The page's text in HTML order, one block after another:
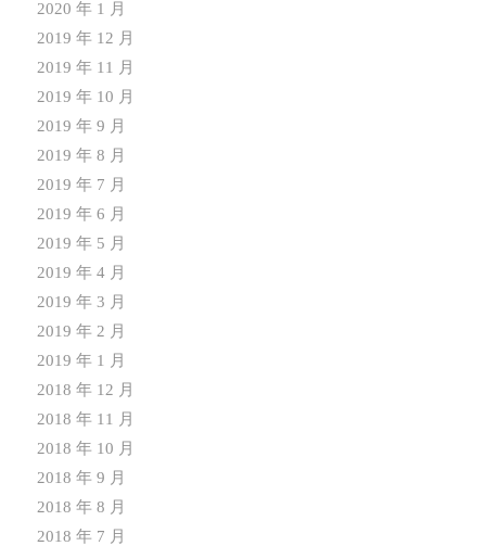
2020 年 1 月
2019 年 12 月
2019 年 11 月
2019 年 10 月
2019 年 9 月
2019 年 8 月
2019 年 7 月
2019 年 6 月
2019 年 5 月
2019 年 4 月
2019 年 3 月
2019 年 2 月
2019 年 1 月
2018 年 12 月
2018 年 11 月
2018 年 10 月
2018 年 9 月
2018 年 8 月
2018 年 7 月